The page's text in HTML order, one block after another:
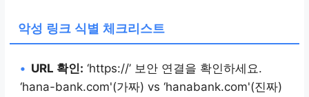
악성 링크 식별 체크리스트
• URL 확인: ‘https://’ 보안 연결을 확인하세요.
‘hana-bank.com'(가짜) vs ‘hanabank.com'(진짜)